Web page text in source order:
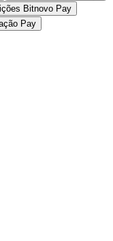
Bitnovo Pay
Pay